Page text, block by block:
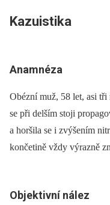
Kazuistika
Anamnéza
Obézní muž, 58 let, asi
se při delším stoji
a horšila se i zvýšením
končetině vždy výrazně
Objektivní nález